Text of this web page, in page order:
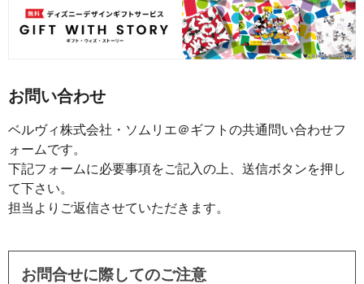
お問い合わせ
ベルヴィ株式会社・ソムリエ＠ギフトの共通問い合わせフ
ォームです。
下記フォームに必要事項をご記入の上、送信ボタンを押し
て下さい。
担当よりご返信させていただきます。
お問合せに際してのご注意